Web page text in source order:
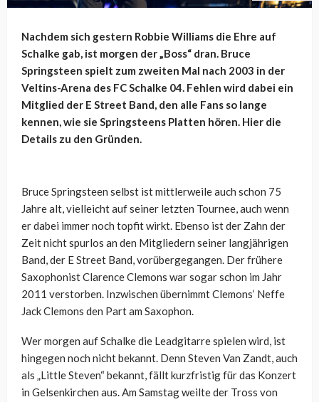
Nachdem sich gestern Robbie Williams die Ehre auf
Schalke gab, ist morgen der „Boss“ dran. Bruce
Springsteen spielt zum zweiten Mal nach 2003 in der
Veltins-Arena des FC Schalke 04. Fehlen wird dabei ein
Mitglied der E Street Band, den alle Fans so lange
kennen, wie sie Springsteens Platten hören. Hier die
Details zu den Gründen.
Bruce Springsteen selbst ist mittlerweile auch schon 75
Jahre alt, vielleicht auf seiner letzten Tournee, auch wenn
er dabei immer noch topfit wirkt. Ebenso ist der Zahn der
Zeit nicht spurlos an den Mitgliedern seiner langjährigen
Band, der E Street Band, vorübergegangen. Der frühere
Saxophonist Clarence Clemons war sogar schon im Jahr
2011 verstorben. Inzwischen übernimmt Clemons‘ Neffe
Jack Clemons den Part am Saxophon.
Wer morgen auf Schalke die Leadgitarre spielen wird, ist
hingegen noch nicht bekannt. Denn Steven Van Zandt, auch
als „Little Steven“ bekannt, fällt kurzfristig für das Konzert
in Gelsenkirchen aus. Am Samstag weilte der Tross von